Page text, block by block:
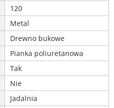
120
Metal
Drewno bukowe
Pianka poliuretanowa
Tak
Nie
Jadalnia